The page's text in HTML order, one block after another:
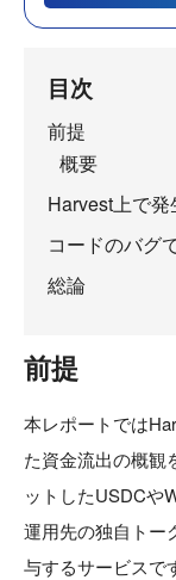
目次
前提
概要
Harvest上で
コードのバグ
総論
前提
本レポートでは
た資金流出の概観
ットしたUSDCや
運用先の独自トー
与するサービスで